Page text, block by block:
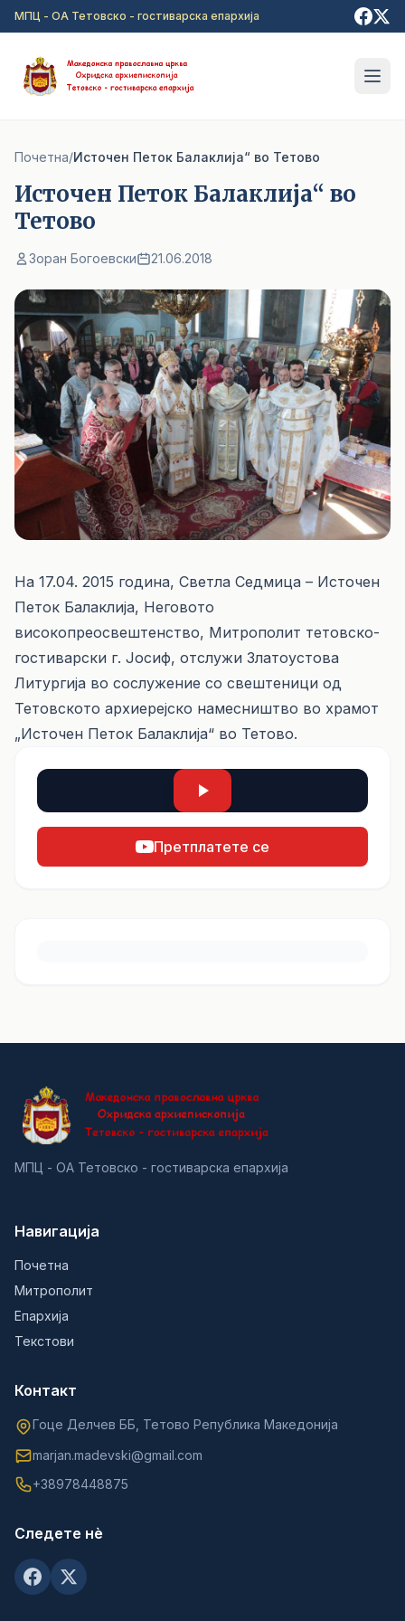
Прејди на главна содржина
МПЦ - ОА Тетовско - гостиварска епархија
Почетна/Источен Петок Балаклија“ во Тетово
Источен Петок Балаклија“ во
Тетово
Зоран Богоевски 21.06.2018
На 17.04. 2015 година, Светла Седмица – Источен
Петок Балаклија, Неговото
високопреосвештенство, Митрополит тетовско-
гостиварски г. Јосиф, отслужи Златоустова
Литургија во сослужение со свештеници од
Тетовското архиерејско намесништво во храмот
„Источен Петок Балаклија“ во Тетово.
Претплатете се
МПЦ - ОА Тетовско - гостиварска епархија
Навигација
Почетна
Митрополит
Епархија
Текстови
Контакт
Гоце Делчев ББ, Тетово Република Македонија
marjan.madevski@gmail.com
+38978448875
Следете нè